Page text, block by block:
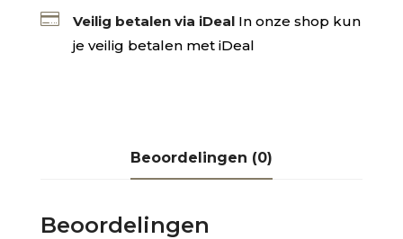
 Veilig betalen via iDeal In onze shop kun
je veilig betalen met iDeal
Beoordelingen (0)
Beoordelingen